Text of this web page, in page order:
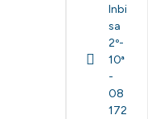
Inbi
sa
2º-
10ª
-
08
172